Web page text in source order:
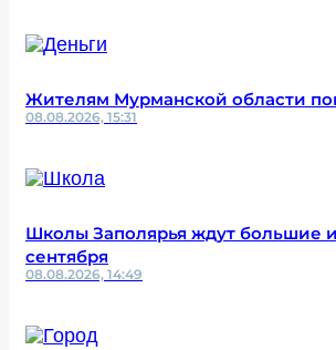
Жителям Мурманской области
08.08.2026, 15:31
Школы Заполярья ждут большие
сентября
08.08.2026, 14:49